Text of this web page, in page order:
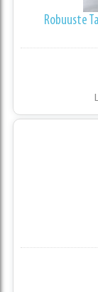
Robuuste